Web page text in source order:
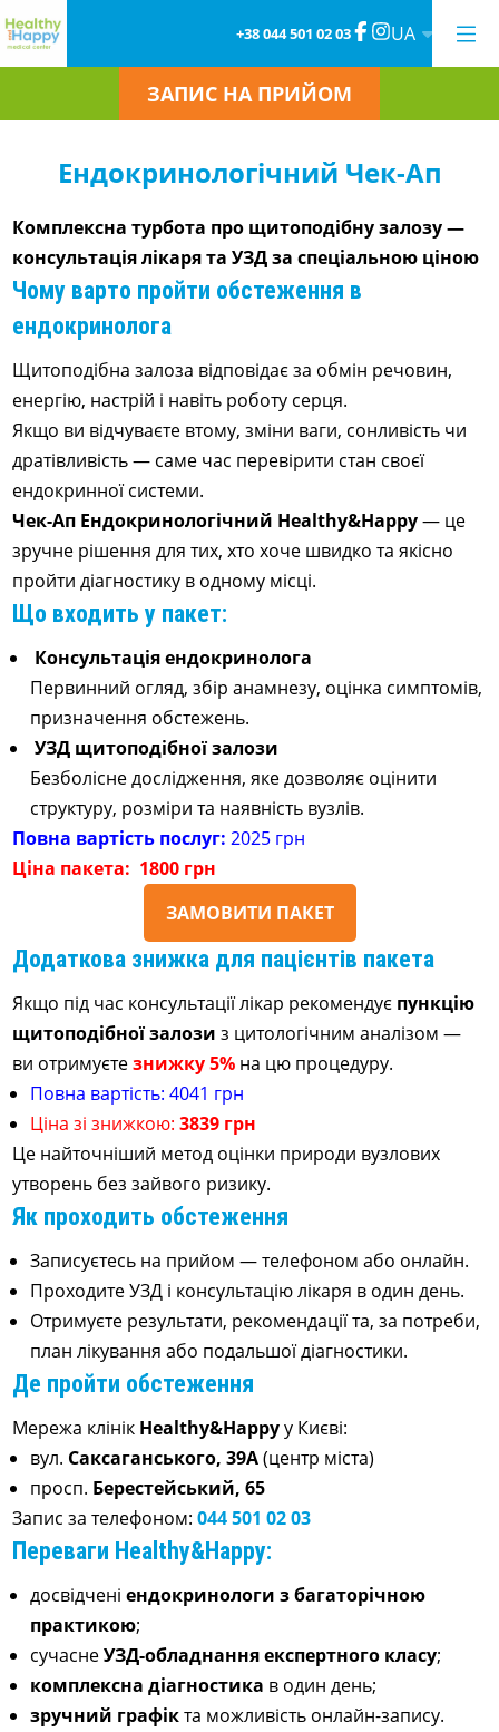
+38 044 501 02 03 UA
ЗАПИС НА ПРИЙОМ
Ендокринологічний Чек-Ап
Комплексна турбота про щитоподібну залозу —
консультація лікаря та УЗД за спеціальною ціною
Чому варто пройти обстеження в
ендокринолога
Щитоподібна залоза відповідає за обмін речовин,
енергію, настрій і навіть роботу серця.
Якщо ви відчуваєте втому, зміни ваги, сонливість чи
дратівливість — саме час перевірити стан своєї
ендокринної системи.
Чек-Ап Ендокринологічний Healthy&Happy— це
зручне рішення для тих, хто хоче швидко та якісно
пройти діагностику в одному місці.
Що входить у пакет:
Консультація ендокринолога
Первинний огляд, збір анамнезу, оцінка симптомів,
призначення обстежень.
УЗД щитоподібної залози
Безболісне дослідження, яке дозволяє оцінити
структуру, розміри та наявність вузлів.
Повна вартість послуг: 2025 грн
Ціна пакета: 1800 грн
ЗАМОВИТИ ПАКЕТ
Додаткова знижка для пацієнтів пакета
Якщо під час консультації лікар рекомендує пункцію
щитоподібної залози з цитологічним аналізом —
ви отримуєтезнижку 5% на цю процедуру.
Повна вартість: 4041 грн
Ціна зі знижкою:3839 грн
Це найточніший метод оцінки природи вузлових
утворень без зайвого ризику.
Як проходить обстеження
Записуєтесь на прийом — телефоном або онлайн.
Проходите УЗД і консультацію лікаря в один день.
Отримуєте результати, рекомендації та, за потреби,
план лікування або подальшої діагностики.
Де пройти обстеження
Мережа клінік Healthy&Happyу Києві:
вул. Саксаганського, 39А(центр міста)
просп. Берестейський, 65
Запис за телефоном:044 501 02 03
Переваги Healthy&Happy:
досвідченіендокринологи з багаторічною
практикою;
сучаснеУЗД-обладнання експертного класу;
комплексна діагностика в один день;
зручний графікта можливість онлайн-запису.